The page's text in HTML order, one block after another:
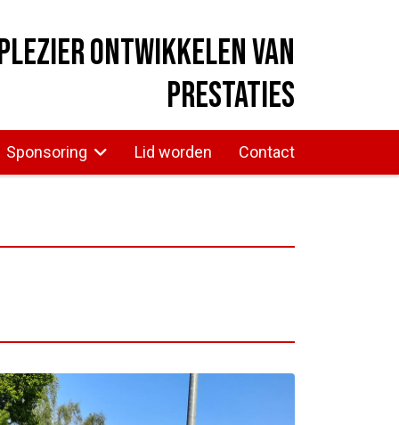
ontwikkelen van
prestaties
Sponsoring Lid worden Contact